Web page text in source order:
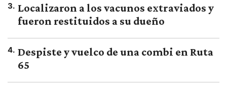
3. Localizaron a los vacunos extraviados y
fueron restituidos a su dueño
4. Despiste y vuelco de una combi en Ruta
65